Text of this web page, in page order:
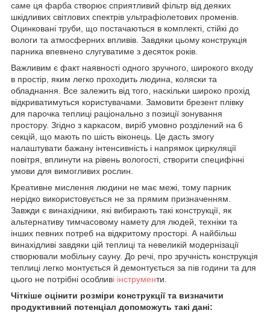
саме ця фарба створює сприятливий фільтр від деяких
шкідливих світлових спектрів ультрафіолетових променів.
Оцинковані труби, що постачаються в комплекті, стійкі до
вологи та атмосферних впливів. Завдяки цьому конструкція
парника впевнено слугуватиме з десяток років.
Важливим є факт наявності одного зручного, широкого входу
в простір, яким легко проходить людина, коляски та
обладнання. Все залежить від того, наскільки широко прохід
відкриватимуться користувачами. Замовити брезент плівку
для парочка теплиці раціонально з позиції зонування
простору. Згідно з каркасом, виріб умовно розділений на 6
секцій, що мають по шість віконець. Це дасть змогу
налаштувати бажану інтенсивність і напрямок циркуляції
повітря, вплинути на рівень вологості, створити специфічні
умови для вимогливих рослин.
Креативне мислення людини не має межі, тому парник
нерідко використовується не за прямим призначенням.
Завжди є винахідники, які вибирають такі конструкції, як
альтернативу тимчасовому намету для людей, техніки та
інших певних потреб на відкритому просторі. А найбільш
винахідливі завдяки цій теплиці та невеликій модернізації
створювали мобільну сауну. До речі, про зручність конструкція
теплиці легко монтується й демонтується за пів години та для
цього не потрібні особливі інструменти.
Чіткіше оцінити розміри конструкції та визначити
продуктивний потенціал допоможуть такі дані: